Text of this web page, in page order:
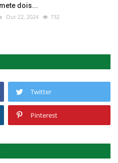
dois...
Out 22, 2024 732
Twitter
Pinterest